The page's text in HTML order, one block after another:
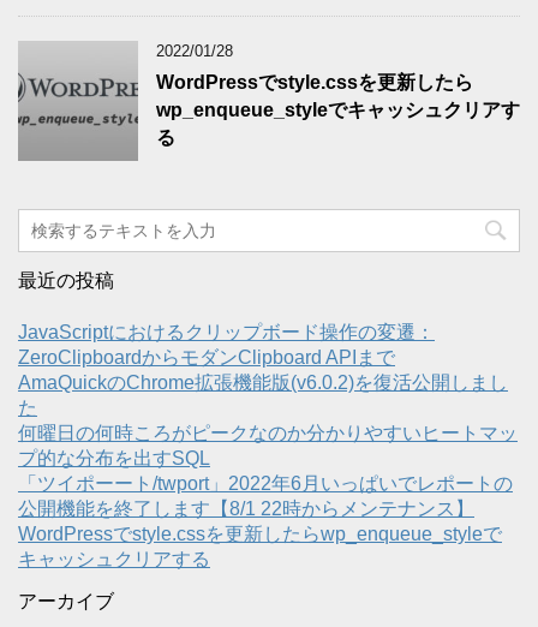
2022/01/28
WordPressでstyle.cssを更新したら
wp_enqueue_styleでキャッシュクリアす
る
最近の投稿
JavaScriptにおけるクリップボード操作の変遷：
ZeroClipboardからモダンClipboard APIまで
AmaQuickのChrome拡張機能版(v6.0.2)を復活公開しまし
た
何曜日の何時ころがピークなのか分かりやすいヒートマッ
プ的な分布を出すSQL
「ツイポーート/twport」2022年6月いっぱいでレポートの
公開機能を終了します【8/1 22時からメンテナンス】
WordPressでstyle.cssを更新したらwp_enqueue_styleで
キャッシュクリアする
アーカイブ